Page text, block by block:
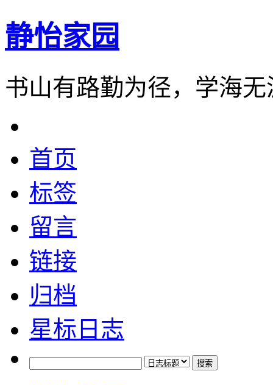
静怡家园
书山有路勤为径，学海
首页
标签
留言
链接
归档
星标日志